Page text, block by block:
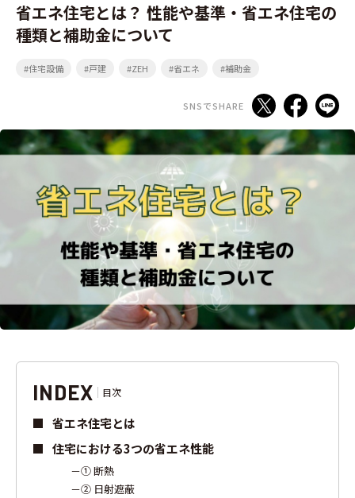
省エネ住宅とは？ 性能や基準・省エネ住宅の
種類と補助金について
#住宅設備 #戸建 #ZEH #省エネ #補助金
SNSでSHARE
INDEX 目次
省エネ住宅とは
住宅における3つの省エネ性能
① 断熱
② 日射遮蔽